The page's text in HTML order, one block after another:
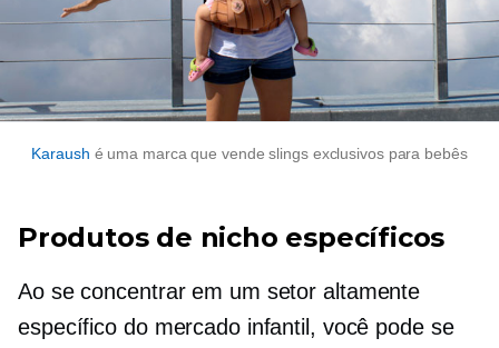
Karaush é uma marca que vende slings exclusivos para bebês
Produtos de nicho específicos
Ao se concentrar em um setor altamente
específico do mercado infantil, você pode se